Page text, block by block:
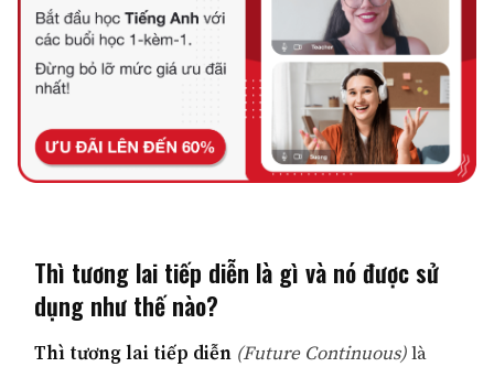
Thì tương lai tiếp diễn là gì và nó được sử
dụng như thế nào?
Thì tương lai tiếp diễn (Future Continuous)là